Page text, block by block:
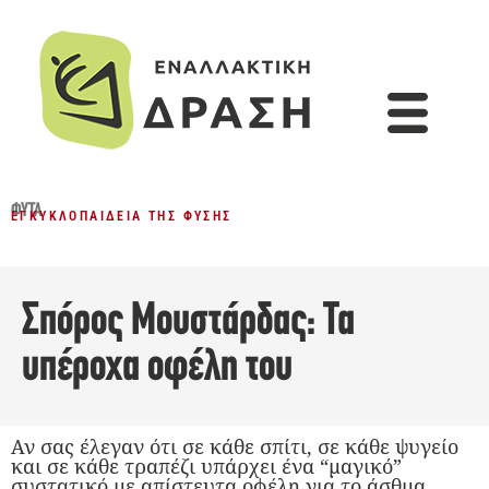
ΦΥΤΆ
ΕΓΚΥΚΛΟΠΑΊΔΕΙΑ ΤΗΣ ΦΎΣΗΣ
Σπόρος Μουστάρδας: Τα
υπέροχα οφέλη του
Αν σας έλεγαν ότι σε κάθε σπίτι, σε κάθε ψυγείο
και σε κάθε τραπέζι υπάρχει ένα “μαγικό”